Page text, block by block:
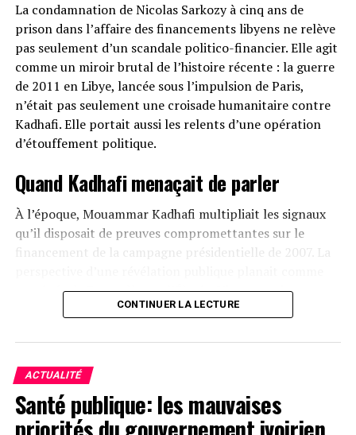
La condamnation de Nicolas Sarkozy à cinq ans de
prison dans l’affaire des financements libyens ne relève
pas seulement d’un scandale politico-financier. Elle agit
comme un miroir brutal de l’histoire récente : la guerre
de 2011 en Libye, lancée sous l’impulsion de Paris,
n’était pas seulement une croisade humanitaire contre
Kadhafi. Elle portait aussi les relents d’une opération
d’étouffement politique.
Quand Kadhafi menaçait de parler
À l’époque, Mouammar Kadhafi multipliait les signaux
qu’il disposait de preuves compromettantes sur le
financement de la campagne présidentielle de 2007. La
une épée de Damoclès sur l’Élysée. L’intervention
militaire, sous couvert de protéger la population civile, a
dirigeant devenu trop gênant.
Le chaos libyen, matrice de l’instabilité
au Sahel
CONTINUER LA LECTURE
ACTUALITÉ
Santé publique: les mauvaises